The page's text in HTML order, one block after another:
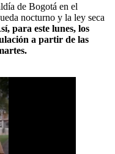
de Bogotá en el
nocturno y la ley seca
para este lunes, los
a partir de las